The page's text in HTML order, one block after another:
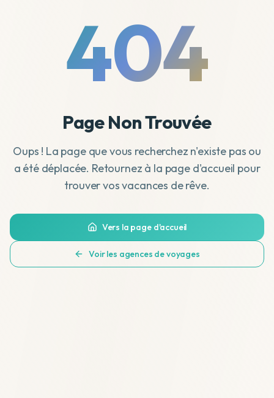
404
Page Non Trouvée
Oups ! La page que vous recherchez n'existe pas ou
a été déplacée. Retournez à la page d'accueil pour
trouver vos vacances de rêve.
Vers la page d'accueil
Voir les agences de voyages